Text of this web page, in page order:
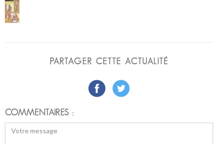
PARTAGER CETTE ACTUALITÉ
COMMENTAIRES :